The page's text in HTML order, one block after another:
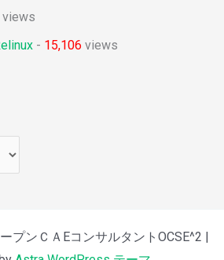
views
- 15,106 views
プンＣＡEコンサルタントOCSE^2 |